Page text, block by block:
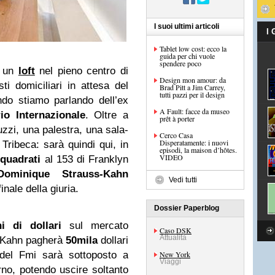
loft nel pieno centro di
domiciliari in attesa del
stiamo parlando dell’ex
Internazionale. Oltre a
una palestra, una sala-
sarà quindi qui, in
al 153 di Franklyn
Strauss-Kahn
della giuria.
di dollari sul mercato
pagherà 50miladollari
Fmi sarà sottoposto a
potendo uscire soltanto
I suoi ultimi articoli
Tablet low cost: ecco la
guida per chi vuole
spendere poco
Design mon amour: da
Brad Pitt a Jim Carrey,
tutti pazzi per il design
A Fault: facce da museo
prêt à porter
Cerco Casa
Disperatamente: i nuovi
episodi, la maison d’hôtes.
VIDEO
Vedi tutti
Dossier Paperblog
Caso DSK
Attualità
New York
Viaggi
I